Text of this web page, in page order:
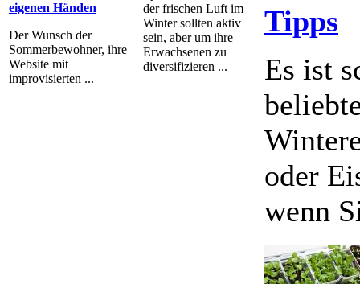
eigenen Händen
Der Wunsch der
Sommerbewohner, ihre
Website mit
improvisierten ...
der frischen Luft im
Winter sollten aktiv
sein, aber um ihre
Erwachsenen zu
diversifizieren ...
Tipps
Es ist
oder
wenn